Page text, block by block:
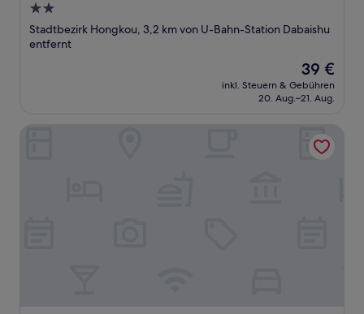
2.0-
Sterne-
Unterkunft
Stadtbezirk Hongkou, 3,2 km von U-Bahn-Station Dabaishu
entfernt
Der
Preis
beträgt
39 €
inkl. Steuern & Gebühren
20. Aug.–21. Aug.